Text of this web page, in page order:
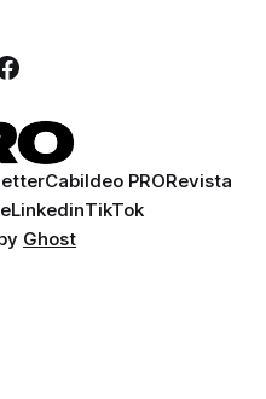
Cabildeo PRORevista
LinkedinTikTok
Ghost